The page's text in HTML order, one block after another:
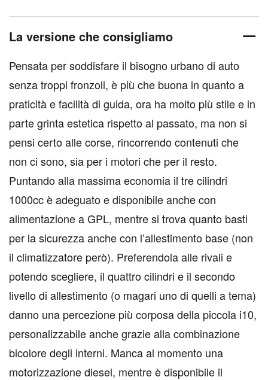
La versione che consigliamo
Pensata per soddisfare il bisogno urbano di auto
senza troppi fronzoli, è più che buona in quanto a
praticità e facilità di guida, ora ha molto più stile e in
parte grinta estetica rispetto al passato, ma non si
pensi certo alle corse, rincorrendo contenuti che
non ci sono, sia per i motori che per il resto.
Puntando alla massima economia il tre cilindri
1000cc è adeguato e disponibile anche con
alimentazione a GPL, mentre si trova quanto basti
per la sicurezza anche con l’allestimento base (non
il climatizzatore però). Preferendola alle rivali e
potendo scegliere, il quattro cilindri e il secondo
livello di allestimento (o magari uno di quelli a tema)
danno una percezione più corposa della piccola i10,
personalizzabile anche grazie alla combinazione
bicolore degli interni. Manca al momento una
motorizzazione diesel, mentre è disponibile il